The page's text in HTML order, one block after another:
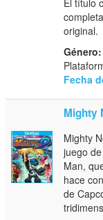
original.
Género:
Fecha
Mighty
Mighty
juego
Man,
hace
de